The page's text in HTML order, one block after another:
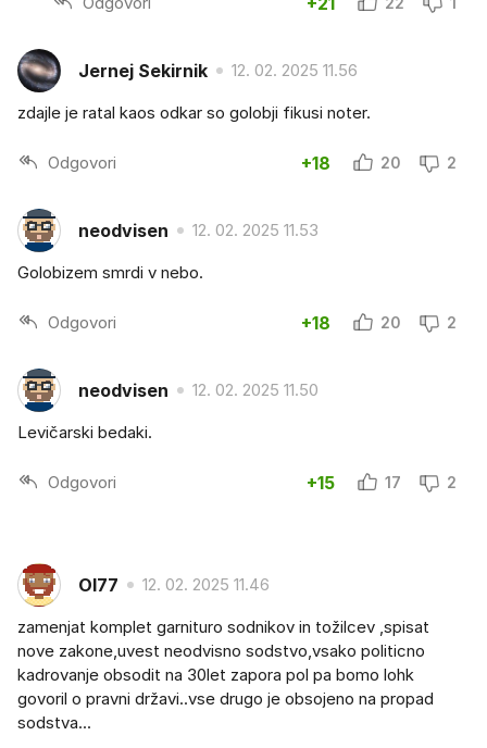
Jernej Sekirnik 12. 02. 2025 11.56
zdajle je ratal kaos odkar so golobji fikusi noter.
Odgovori +18 20 2
neodvisen 12. 02. 2025 11.53
Golobizem smrdi v nebo.
Odgovori +18 20 2
neodvisen 12. 02. 2025 11.50
Levičarski bedaki.
Odgovori +15 17 2
Ol77 12. 02. 2025 11.46
zamenjat komplet garnituro sodnikov in tožilcev ,spisat
nove zakone,uvest neodvisno sodstvo,vsako politicno
kadrovanje obsodit na 30let zapora pol pa bomo lohk
govoril o pravni državi..vse drugo je obsojeno na propad
sodstva...